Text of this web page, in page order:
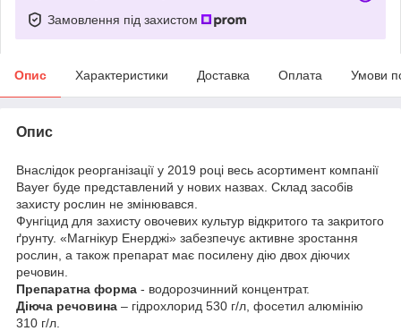
Замовлення під захистом
Опис Характеристики Доставка Оплата Умови
Опис
Внаслідок реорганізації у 2019 році весь асортимент компанії
Bayer буде представлений у нових назвах. Склад засобів
захисту рослин не змінювався.
Фунгіцид для захисту овочевих культур відкритого та закритого
ґрунту. «Магнікур Енерджі» забезпечує активне зростання
рослин, а також препарат має посилену дію двох діючих
речовин.
Препаратна форма - водорозчинний концентрат.
Діюча речовина – гідрохлорид 530 г/л, фосетил алюмінію
310 г/л.